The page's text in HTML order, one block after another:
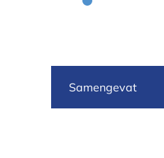
Samengevat